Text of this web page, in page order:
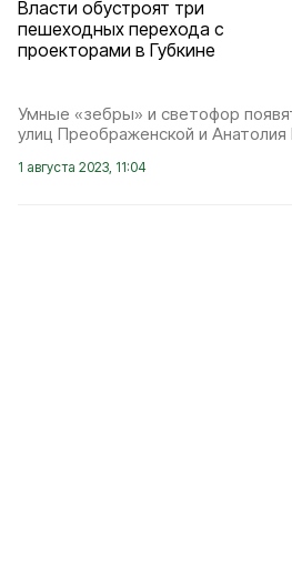
Власти обустроят три
пешеходных перехода с
проекторами в Губкине
Умные «зебры» и светофор
улиц Преображенской и Анатолия
1 августа 2023, 11:04